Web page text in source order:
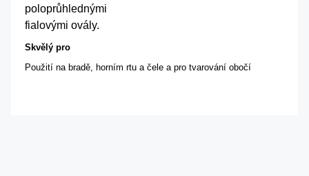
Skvělý pro
Použití na bradě, horním rtu a čele a pro tvarování obočí
poloprůhlednými
fialovými ovály.